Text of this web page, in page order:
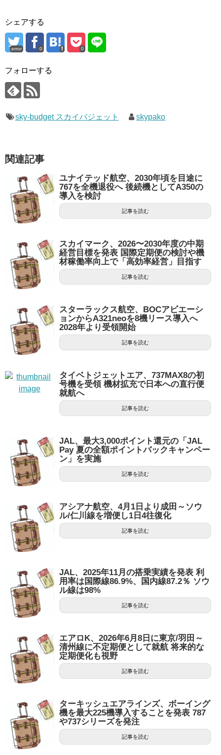
シェアする
error 0 0
フォローする
sky-budget スカイバジェット skypako
関連記事
ユナイテッド航空、2030年頃を目途に
767を全機退役へ 後続機としてA350の
導入を検討
記事を読む
スカイマーク、2026〜2030年度の中期
経営目標を発表 国際定期便の検討や機
材稼働率向上で「高効率経営」目指す
記事を読む
スターラックス航空、BOCアビエーシ
ョンからA321neoを8機リース導入へ
2028年より受領開始
記事を読む
タイベトジェットエア、737MAX8の初
号機を受領 機材拡充で日本への直行便
就航へ
記事を読む
JAL、最大3,000ポイント還元の「JAL
Pay 夏の全額ポイントバックキャンペー
ン」を実施
記事を読む
アシアナ航空、4月1日より成田～ソウ
ル/仁川線を増便し1日4往復化
記事を読む
JAL、2025年11月の搭乗実績を発表 利
用率は国際線86.9%、国内線87.2％ ソウ
ル線は98%
記事を読む
エアロK、2026年6月8日に東京/羽田～
清州線に不定期便として就航 将来的な
定期便化も視野
記事を読む
ターキッシュエアラインズ、ボーイング
機を最大225機導入することを発表 787
や737シリーズを発注
記事を読む